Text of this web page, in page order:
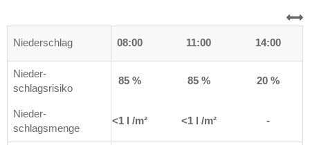
Niederschlag
05:00 08:00 11:00 14:00
Nieder-
schlagsrisiko
85 % 85 % 20 %
Nieder-
schlagsmenge
<1 l /m² <1 l /m² -